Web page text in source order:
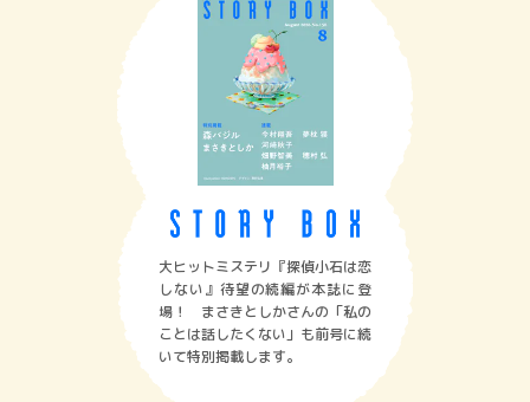
大ヒットミステリ『探偵小石は恋
しない』待望の続編が本誌に登
場！ まさきとしかさんの「私の
ことは話したくない」も前号に続
いて特別掲載します。